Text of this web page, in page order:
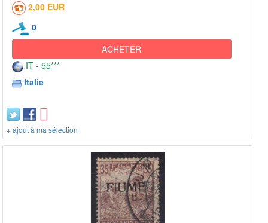
2,00 EUR
0
ACHETER
IT - 55***
Italie
+ ajout à ma sélection